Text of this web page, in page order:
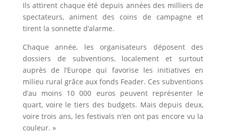
Ils attirent chaque été depuis années des milliers de
spectateurs, animent des coins de campagne et
tirent la sonnette d’alarme.
Chaque année, les organisateurs déposent des
dossiers de subventions, localement et surtout
auprès de l’Europe qui favorise les initiatives en
milieu rural grâce aux fonds Feader. Ces subventions
d’au moins 10 000 euros peuvent représenter le
quart, voire le tiers des budgets. Mais depuis deux,
voire trois ans, les festivals n’en ont pas encore vu la
couleur. »